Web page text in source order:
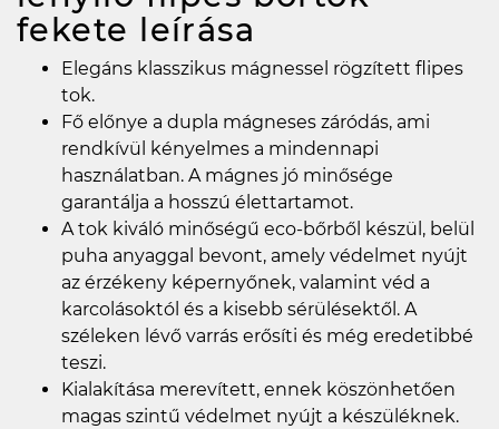
fekete leírása
Elegáns klasszikus mágnessel rögzített flipes
tok.
Fő előnye a dupla mágneses záródás, ami
rendkívül kényelmes a mindennapi
használatban. A mágnes jó minősége
garantálja a hosszú élettartamot.
A tok kiváló minőségű eco-bőrből készül, belül
puha anyaggal bevont, amely védelmet nyújt
az érzékeny képernyőnek, valamint véd a
karcolásoktól és a kisebb sérülésektől. A
széleken lévő varrás erősíti és még eredetibbé
teszi.
Kialakítása merevített, ennek köszönhetően
magas szintű védelmet nyújt a készüléknek.